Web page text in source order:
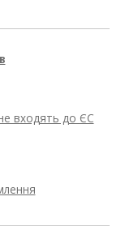
входять до ЄС